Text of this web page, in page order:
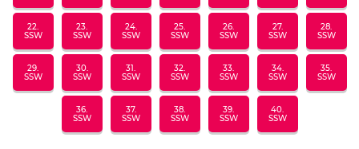
22.
SSW
23.
SSW
24.
SSW
25.
SSW
26.
SSW
27.
SSW
28.
SSW
29.
SSW
30.
SSW
31.
SSW
32.
SSW
33.
SSW
34.
SSW
35.
SSW
36.
SSW
37.
SSW
38.
SSW
39.
SSW
40.
SSW